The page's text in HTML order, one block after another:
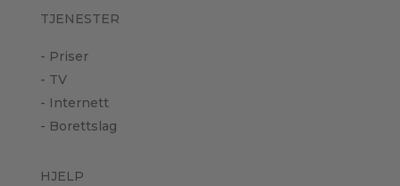
TJENESTER
- Priser
- TV
- Internett
- Borettslag
HJELP